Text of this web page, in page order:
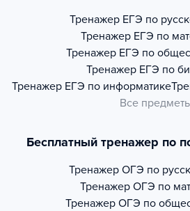
Тренажер ЕГЭ по
Тренажер ЕГЭ по
Тренажер ЕГЭ по
Тренажер ЕГЭ по
Тренажер ЕГЭ по информатике
Все
Бесплатный тренажер по
Тренажер ОГЭ по
Тренажер ОГЭ по
Тренажер ОГЭ по